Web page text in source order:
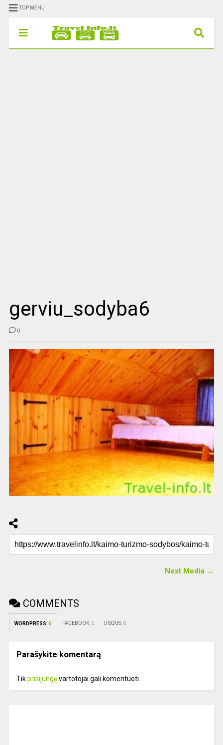
TOP MENU
gerviu_sodyba6
0
Next Media →
COMMENTS
WORDPRESS: 0 FACEBOOK: 0 DISQUS: 0
Parašykite komentarą
Tikprisijungęvartotojai gali komentuoti.